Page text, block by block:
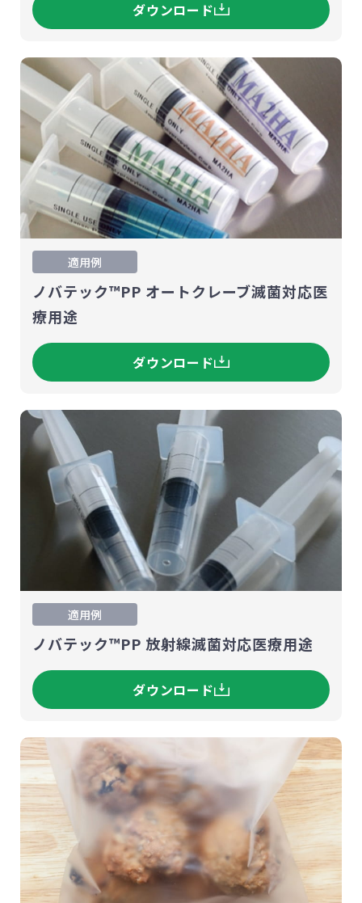
ダウンロード
適用例
ノバテック™PP オートクレーブ滅菌対応医
療用途
ダウンロード
適用例
ノバテック™PP 放射線滅菌対応医療用途
ダウンロード